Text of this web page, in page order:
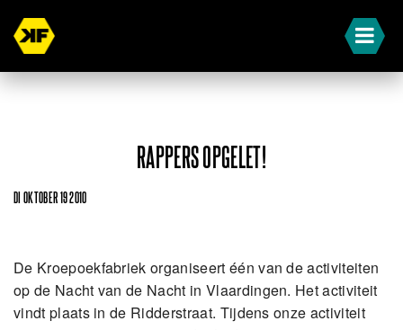
RAPPERS OPGELET!
DI OKTOBER 19 2010
De Kroepoekfabriek organiseert één van de activiteiten
op de Nacht van de Nacht in Vlaardingen. Het activiteit
vindt plaats in de Ridderstraat. Tijdens onze activiteit